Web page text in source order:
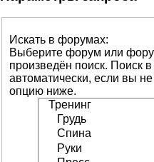
Искать в форумах:
Выберите форум или
произведён поиск. Поиск
автоматически, если вы
опцию ниже.